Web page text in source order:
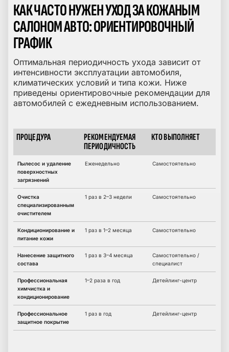
КАК ЧАСТО НУЖЕН УХОД ЗА КОЖАНЫМ
САЛОНОМ АВТО: ОРИЕНТИРОВОЧНЫЙ
ГРАФИК
Оптимальная периодичность ухода зависит от
интенсивности эксплуатации автомобиля,
климатических условий и типа кожи. Ниже
приведены ориентировочные рекомендации для
автомобилей с ежедневным использованием.
График ухода за кожаным салоном
ПРОЦЕДУРА
РЕКОМЕНДУЕМАЯ
ПЕРИОДИЧНОСТЬ
КТО ВЫПОЛНЯЕТ
Пылесос и удаление
поверхностных
загрязнений
Еженедельно Самостоятельно
Очистка
специализированным
очистителем
1 раз в 2–3 недели Самостоятельно
Кондиционирование и
питание кожи
1 раз в 1–2 месяца Самостоятельно
Нанесение защитного
состава
1 раз в 3–4 месяца
Самостоятельно /
специалист
Профессиональная
химчистка и
кондиционирование
1–2 раза в год Детейлинг-центр
Профессиональное
защитное покрытие
1 раз в год Детейлинг-центр